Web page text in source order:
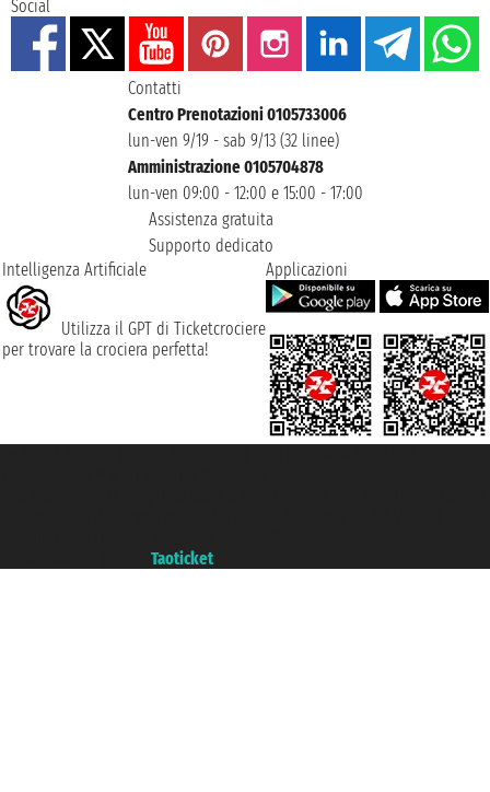
Social
Contatti
Centro Prenotazioni 0105733006
lun-ven 9/19 - sab 9/13 (32 linee)
Amministrazione 0105704878
lun-ven 09:00 - 12:00 e 15:00 - 17:00
Assistenza gratuita
Supporto dedicato
Intelligenza Artificiale
Utilizza il GPT di Ticketcrociere
per trovare la crociera perfetta!
Applicazioni
Taoticket